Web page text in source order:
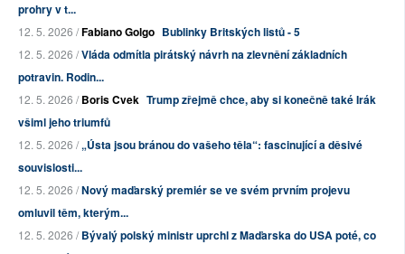
prohry v t...
12. 5. 2026 /Fabiano Golgo Bublinky Britských listů - 5
12. 5. 2026 /Vláda odmítla pirátský návrh na zlevnění základních
potravin. Rodin...
12. 5. 2026 /Boris Cvek Trump zřejmě chce, aby si konečně také Irák
všiml jeho triumfů
12. 5. 2026 /„Ústa jsou bránou do vašeho těla“: fascinující a děsivé
souvislosti...
12. 5. 2026 /Nový maďarský premiér se ve svém prvním projevu
omluvil těm, kterým...
12. 5. 2026 /Bývalý polský ministr uprchl z Maďarska do USA poté, co